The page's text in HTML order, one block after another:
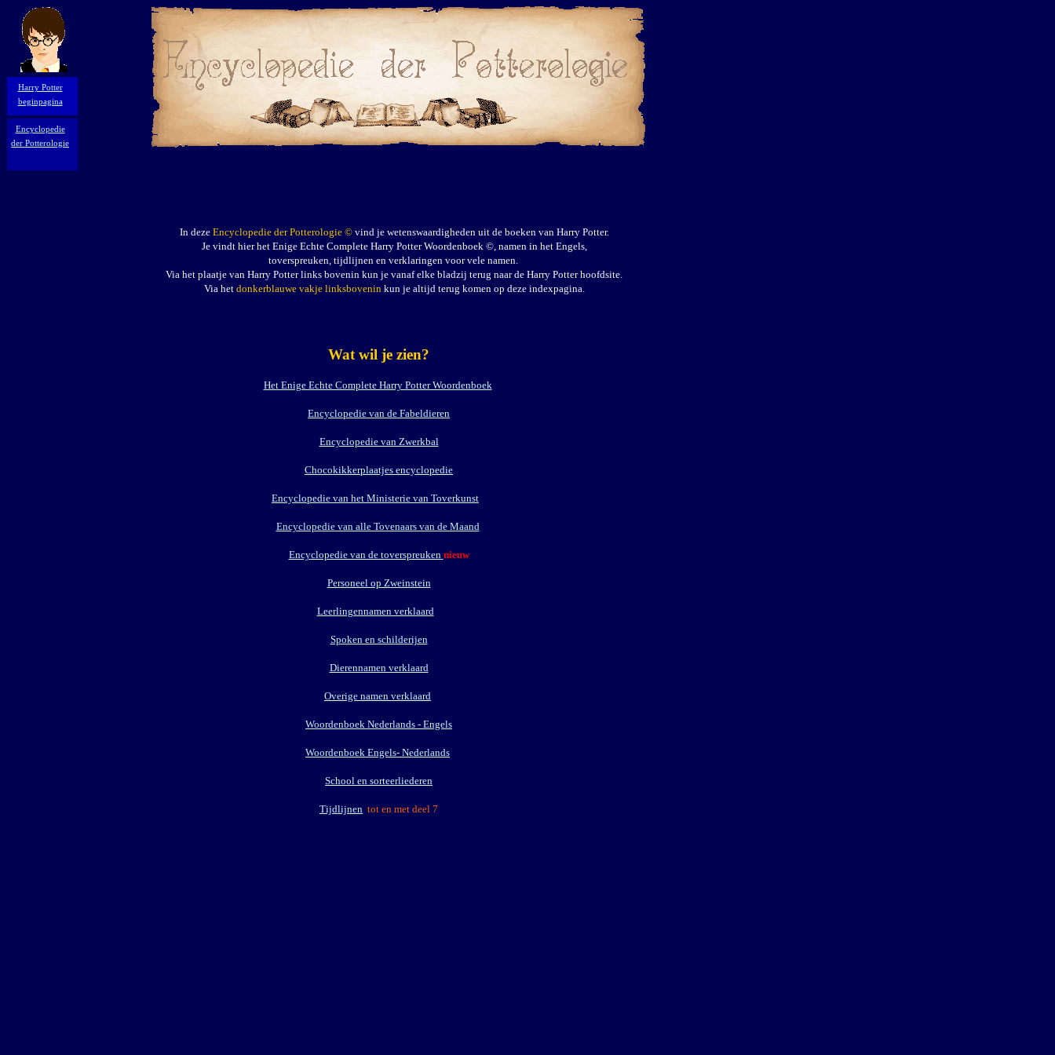
In deze Encyclopedie der Potterologie ©vind je wetenswaardigheden uit de boeken van Harry Potter.
Je vindt hier het Enige Echte Complete Harry Potter Woordenboek ©, namen in het Engels,
toverspreuken, tijdlijnen en verklaringen voor vele namen.
Via het plaatje van Harry Potter links bovenin kun je vanaf elke bladzij terug naar de Harry Potter hoofdsite.
Via het donkerblauwe vakje linksboveninkun je altijd terug komen op deze indexpagina.
Wat wil je zien?
Het Enige Echte Complete Harry Potter Woordenboek
Encyclopedie van de Fabeldieren
Encyclopedie van Zwerkbal
Chocokikkerplaatjes encyclopedie
Encyclopedie van het Ministerie van Toverkunst
Encyclopedie van alle Tovenaars van de Maand
Encyclopedie van de toverspreuken nieuw
Personeel op Zweinstein
Leerlingennamen verklaard
Spoken en schilderijen
Dierennamen verklaard
Overige namen verklaard
Woordenboek Nederlands - Engels
Woordenboek Engels- Nederlands
School en sorteerliederen
Tijdlijnen tot en met deel 7
Encyclopedie
der Potterologie
Harry Potter
beginpagina